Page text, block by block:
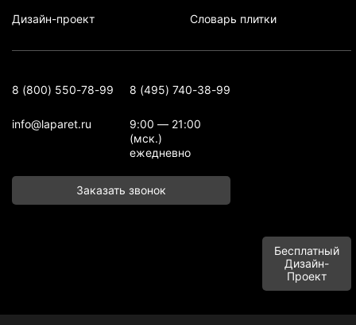
Дизайн-проект
Словарь плитки
8 (800) 550-78-99 8 (495) 740-38-99
info@laparet.ru
9:00 — 21:00
(мск.)
ежедневно
Заказать звонок
Бесплатный
Дизайн-
Проект